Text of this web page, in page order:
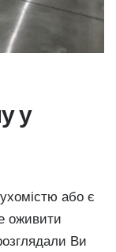
у
або є
оживити
Ви